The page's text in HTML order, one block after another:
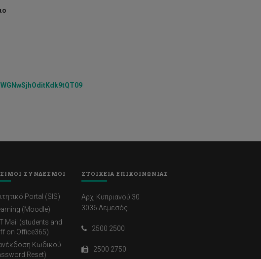
ΣΥΝΔΕΣΜΟΙ
Portal (SIS)
(Moodle)
Mail (students and
on Office365)
Κωδικού
Reset)
ΣΤΟΙΧΕΙΑ ΕΠΙΚΟΙΝΩΝΙΑΣ
Αρχ. Κυπριανού 30
3036 Λεμεσός
2500 2500
2500 2750